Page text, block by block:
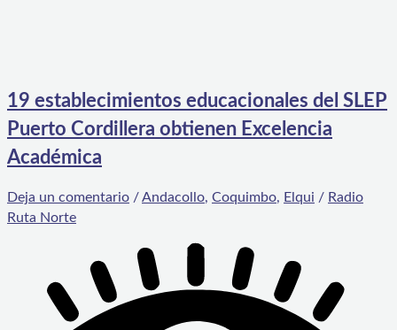
19 establecimientos educacionales del SLEP
Puerto Cordillera obtienen Excelencia
Académica
Deja un comentario /Andacollo, Coquimbo, Elqui / Radio
Ruta Norte